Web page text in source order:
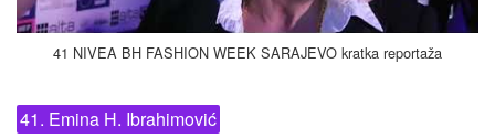
41 NIVEA BH FASHION WEEK SARAJEVO kratka reportaža
41. Emina H. Ibrahimović